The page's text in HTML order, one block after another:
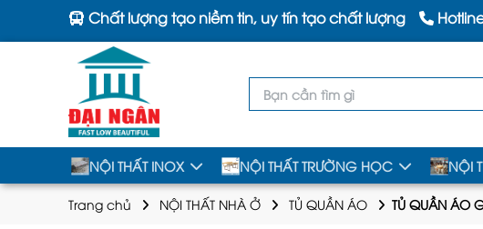
Chất lượng tạo niềm tin, uy tín tạo chất lượng
NỘI THẤT INOX NỘI THẤT TRƯỜNG HỌC NỘI
Trang chủ NỘI THẤT NHÀ Ở TỦ QUẦN ÁO TỦ QUẦN ÁO